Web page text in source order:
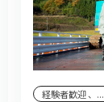
経験者歓迎 、...